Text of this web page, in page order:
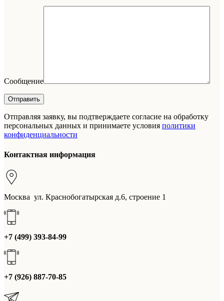
Сообщение
Отправляя заявку, вы подтверждаете согласие на обработку
персональных данных и принимаете условия политики
конфиденциальности
Контактная информация
Москва ул. Краснобогатырская д.6, строение 1
+7 (499) 393-84-99
+7 (926) 887-70-85